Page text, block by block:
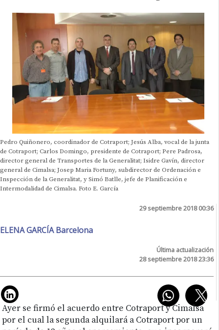
Pedro Quiñonero, coordinador de Cotraport; Jesús Alba, vocal de la junta
de Cotraport; Carlos Domingo, presidente de Cotraport; Pere Padrosa,
director general de Transportes de la Generalitat; Isidre Gavín, director
general de Cimalsa; Josep Maria Fortuny, subdirector de Ordenación e
Inspección de la Generalitat, y Simó Batlle, jefe de Planificación e
Intermodalidad de Cimalsa. Foto E. García
29 septiembre 2018 00:36
ELENA GARCÍA Barcelona
Última actualización
28 septiembre 2018 23:36
Ayer se firmó el acuerdo entre Cotraport y Cimalsa
por el cual la segunda alquilará a Cotraport por un